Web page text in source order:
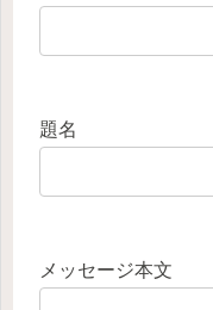
題名
メッセージ本文